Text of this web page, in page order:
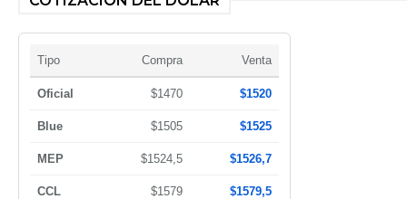
Tipo Compra Venta
Oficial $1470 $1520
Blue $1505 $1525
MEP $1524,5 $1526,7
CCL $1579 $1579,5